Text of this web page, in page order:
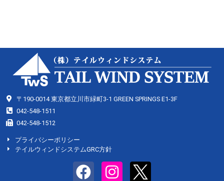
〒190-0014 東京都立川市緑町3-1 GREEN SPRINGS E1-3F
042-548-1511
042-548-1512
プライバシーポリシー
テイルウィンドシステムGRC方針